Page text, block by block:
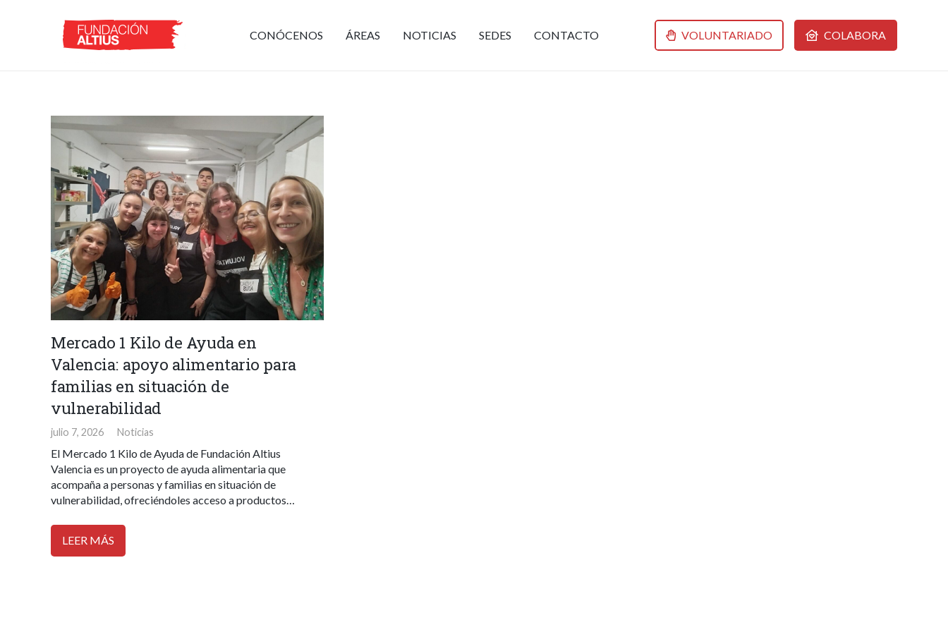
CONÓCENOS ÁREAS NOTICIAS SEDES CONTACTO VOLUNTARIADO COLABORA
Mercado 1 Kilo de Ayuda en
Valencia: apoyo alimentario para
familias en situación de
vulnerabilidad
julio 7, 2026 Noticias
El Mercado 1 Kilo de Ayuda de Fundación Altius
Valencia es un proyecto de ayuda alimentaria que
acompaña a personas y familias en situación de
vulnerabilidad, ofreciéndoles acceso a productos…
LEER MÁS